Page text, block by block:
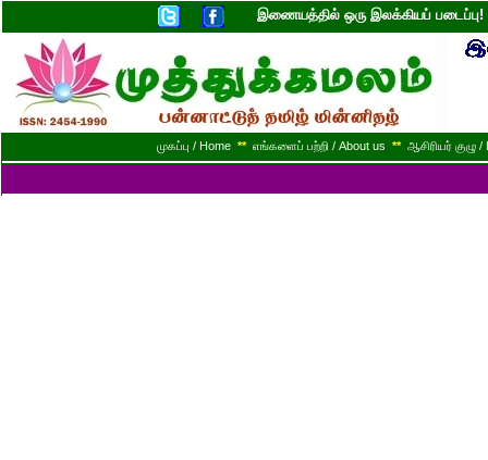
இணையத்தில் ஒரு இலக்கியப்
முகப்பு / Home ** எங்களைப் பற்றி / About us ** ஆசிரியர் குழு